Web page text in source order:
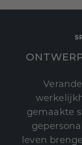
gemaakte
leven